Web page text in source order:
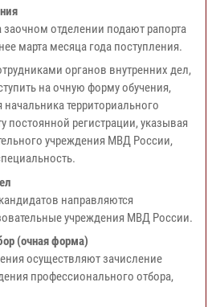
отделении подают рапорта
марта месяца года поступления.
органов внутренних дел,
на очную форму обучения,
территориального
постоянной регистрации, указывая
учреждения МВД России,
направляются
учреждения МВД России.
(очная форма)
осуществляют зачисление
профессионального отбора,